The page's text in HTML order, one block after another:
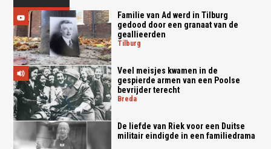
Familie van Ad werd in Tilburg
gedood door een granaat van de
geallieerden
tilburg
Veel meisjes kwamen in de
gespierde armen van een Poolse
bevrijder terecht
breda
De liefde van Riek voor een Duitse
militair eindigde in een familiedrama